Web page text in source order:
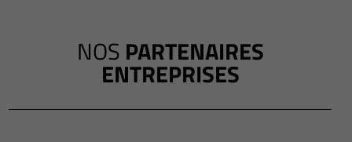
NOS PARTENAIRES
ENTREPRISES